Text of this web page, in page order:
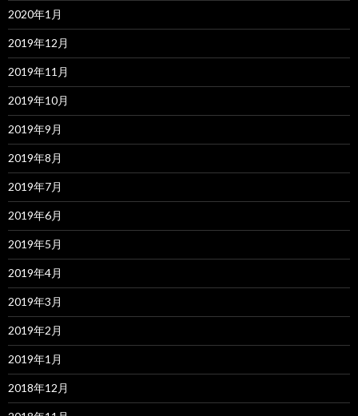
2020年1月
2019年12月
2019年11月
2019年10月
2019年9月
2019年8月
2019年7月
2019年6月
2019年5月
2019年4月
2019年3月
2019年2月
2019年1月
2018年12月